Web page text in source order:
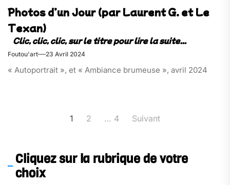
Photos d’un Jour (par Laurent G. et Le
Texan)
Foutou'art 23 Avril 2024
« Autoportrait », et « Ambiance brumeuse », avril 2024
Pagination
1 2 … 4 Suivant
Cliquez sur la rubrique de votre
choix